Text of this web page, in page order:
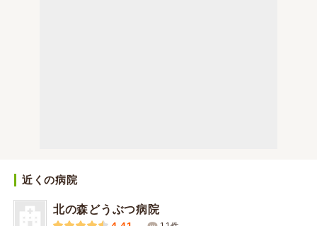
近くの病院
北の森どうぶつ病院